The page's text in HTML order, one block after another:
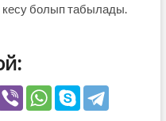
кесу болып табылады.